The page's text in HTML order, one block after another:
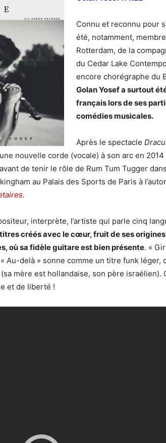
Connu et reconnu pour
été, notamment,
Rotterdam, de la
du Cedar Lake
encore chorégraphe du
Golan Yosef a surtout
français lors de ses
comédies musicales.
Après le spectacle
nouvelle corde (vocale) à son arc en
de tenir le rôle de Rum Tum Tugger
au Palais des Sports de Paris à
.
interprète, l’artiste qui parle cinq
créés avec le cœur, fruit de ses origines
où sa fidèle guitare est bien présente. «
Au-delà » sonne comme un titre funk léger,
mère est hollandaise, son père israélien).
et de liberté !